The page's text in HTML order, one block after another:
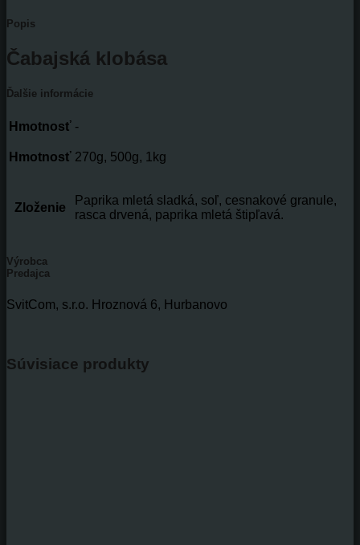
Popis
Čabajská klobása
Ďalšie informácie
Hmotnosť -
Hmotnosť 270g, 500g, 1kg
Zloženie
Paprika mletá sladká, soľ, cesnakové granule,
rasca drvená, paprika mletá štipľavá.
Výrobca
Predajca
SvitCom, s.r.o. Hroznová 6, Hurbanovo
Súvisiace produkty